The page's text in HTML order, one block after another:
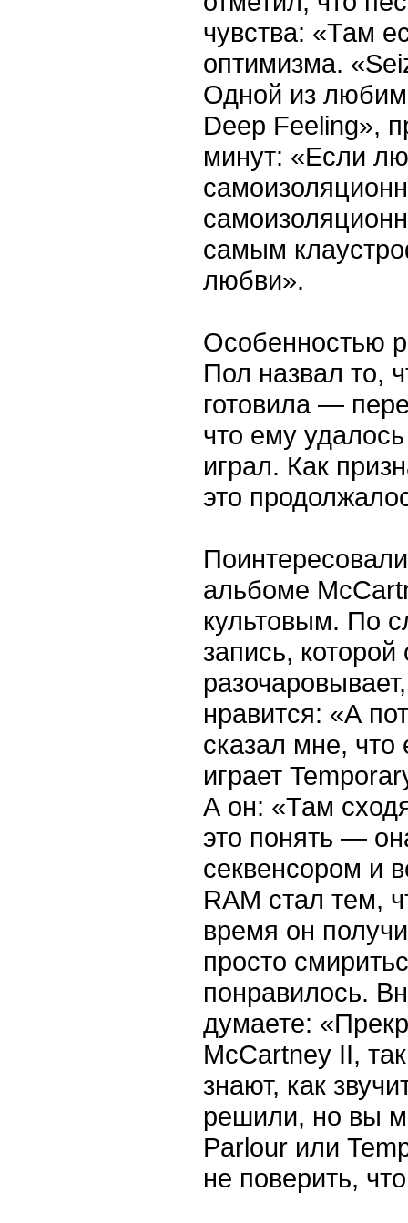
чувства: «Там
оптимизма.
Одной из
Deep Feeling»,
минут: «Если
самым
любви».
Особенностью
Пол назвал то,
готовила —
что ему
играл. Как
это
альбоме
культовым. По
запись,
нравится: «А
сказал мне,
играет
А он: «Там
это понять —
секвенсором и
RAM стал тем,
время он
просто
понравилось.
думаете:
McCartney II,
знают, как
решили, но вы
Parlour или
не поверить,